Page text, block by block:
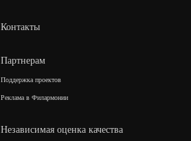
Контакты
Партнерам
Поддержка проектов
Реклама в Филармонии
Независимая оценка качества